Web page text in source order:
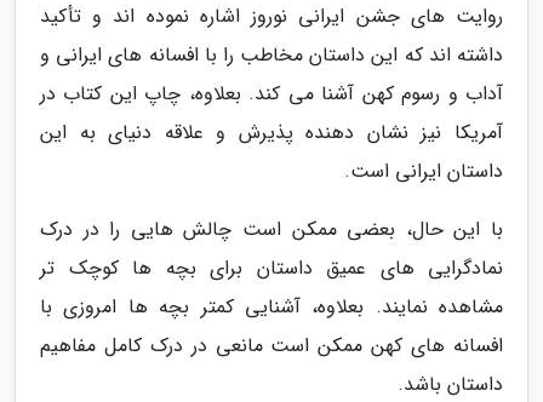
روایت های جشن ایرانی نوروز اشاره نموده اند و تأکید
داشته اند که این داستان مخاطب را با افسانه های ایرانی و
آداب و رسوم کهن آشنا می کند. بعلاوه، چاپ این کتاب در
آمریکا نیز نشان دهنده پذیرش و علاقه دنیای به این
داستان ایرانی است.
با این حال، بعضی ممکن است چالش هایی را در درک
نمادگرایی های عمیق داستان برای بچه ها کوچک تر
مشاهده نمایند. بعلاوه، آشنایی کمتر بچه ها امروزی با
افسانه های کهن ممکن است مانعی در درک کامل مفاهیم
داستان باشد.